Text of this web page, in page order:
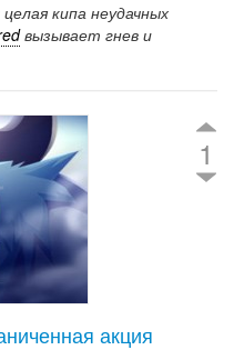
кипа неудачных
вызывает гнев и
1
акция